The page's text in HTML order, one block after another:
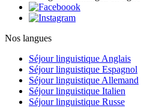
Nos langues
Séjour linguistique Anglais
Séjour linguistique Espagnol
Séjour linguistique Allemand
Séjour linguistique Italien
Séjour linguistique Russe